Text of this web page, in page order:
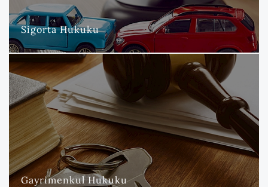
Sigorta Hukuku
DAHA FAZLA
Gayrimenkul Hukuku
Gayrimenkul Hukuku
Nova Hukuk ve Danışmanlık Bürosu olarak, gayrimenkul hukuku
alanında geniş bir yelpazede uzmanlaşmış hizmetler
sunmaktayız.
DAHA FAZLA